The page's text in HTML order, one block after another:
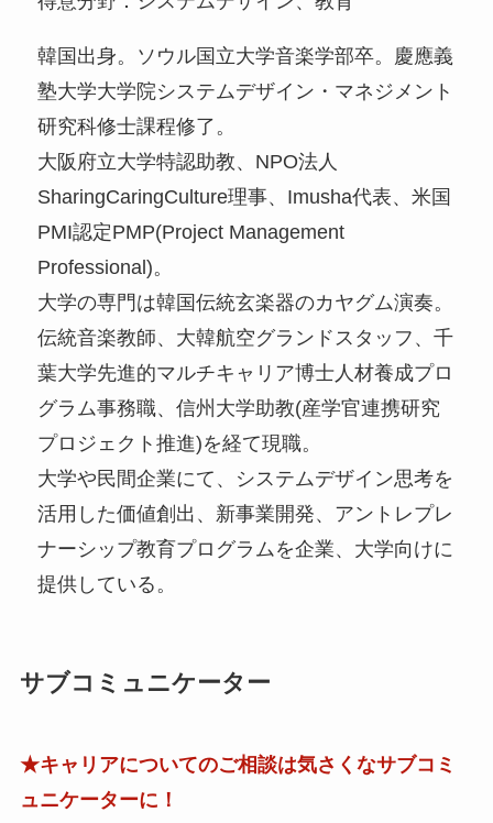
韓国出身。ソウル国立大学音楽学部卒。慶應義
塾大学大学院システムデザイン・マネジメント
研究科修士課程修了。
大阪府立大学特認助教、NPO法人
SharingCaringCulture理事、Imusha代表、米国
PMI認定PMP(Project Management
Professional)。
大学の専門は韓国伝統玄楽器のカヤグム演奏。
伝統音楽教師、大韓航空グランドスタッフ、千
葉大学先進的マルチキャリア博士人材養成プロ
グラム事務職、信州大学助教(産学官連携研究
プロジェクト推進)を経て現職。
大学や民間企業にて、システムデザイン思考を
活用した価値創出、新事業開発、アントレプレ
ナーシップ教育プログラムを企業、大学向けに
提供している。
サブコミュニケーター
★キャリアについてのご相談は気さくなサブコミ
ュニケーターに！